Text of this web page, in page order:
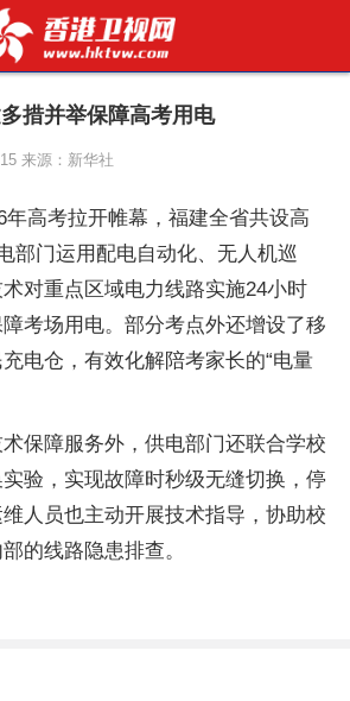
多措并举保障高考用电
来源：新华社
年高考拉开帷幕，福建全省共设高
部门运用配电自动化、无人机巡
对重点区域电力线路实施24小时
考场用电。部分考点外还增设了移
电仓，有效化解陪考家长的“电量
保障服务外，供电部门还联合学校
验，实现故障时秒级无缝切换，停
人员也主动开展技术指导，协助校
的线路隐患排查。